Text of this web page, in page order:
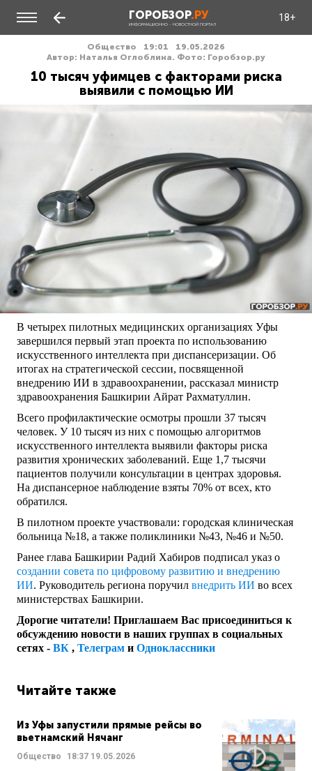
ГОРОБЗОР.РУ
ИНФОРМАЦИОННО - НОВОСТНОЙ ПОРТАЛ
18+
Общество 19:01
19.05.2026
Автор: Наталья Оглоблина. Фото: Горобзор.ру
10 тысяч уфимцев с факторами риска
выявили с помощью ИИ
В четырех пилотных медицинских организациях Уфы
завершился первый этап проекта по использованию
искусственного интеллекта при диспансеризации. Об
итогах на стратегической сессии, посвященной
внедрению ИИ в здравоохранении, рассказал министр
здравоохранения Башкирии Айрат Рахматуллин.
Всего профилактические осмотры прошли 37 тысяч
человек. У 10 тысяч из них с помощью алгоритмов
искусственного интеллекта выявили факторы риска
развития хронических заболеваний. Еще 1,7 тысячи
пациентов получили консультации в центрах здоровья.
На диспансерное наблюдение взяты 70% от всех, кто
обратился.
В пилотном проекте участвовали: городская клиническая
больница №18, а также поликлиники №43, №46 и №50.
Ранее глава Башкирии Радий Хабиров подписал указ о
создании совета по цифровому развитию и внедрению
ИИ. Руководитель региона поручил внедрить ИИ во всех
министерствах Башкирии.
Дорогие читатели! Приглашаем Вас присоединиться к
обсуждению новости в наших группах в социальных
сетях - ВК , Телеграм и Одноклассники
Читайте также
Из Уфы запустили прямые рейсы во
вьетнамский Нячанг
Общество 18:37 19.05.2026